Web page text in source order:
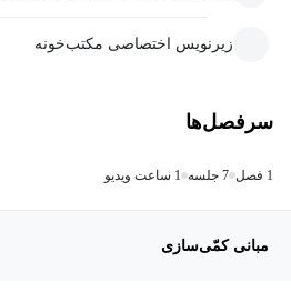
زیرنویس اختصاصی مکتب‌خونه
سرفصل‌ها
1 فصل 7 جلسه 1 ساعت ویدیو
مبانی کمّی‌سازی